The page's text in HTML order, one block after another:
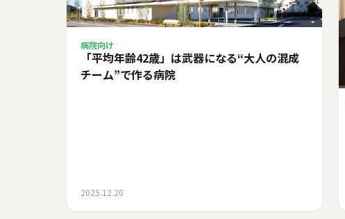
病院向け
「平均年齢42歳」は武器になる――“大人の混成
チーム”で作る病院
2025.12.20